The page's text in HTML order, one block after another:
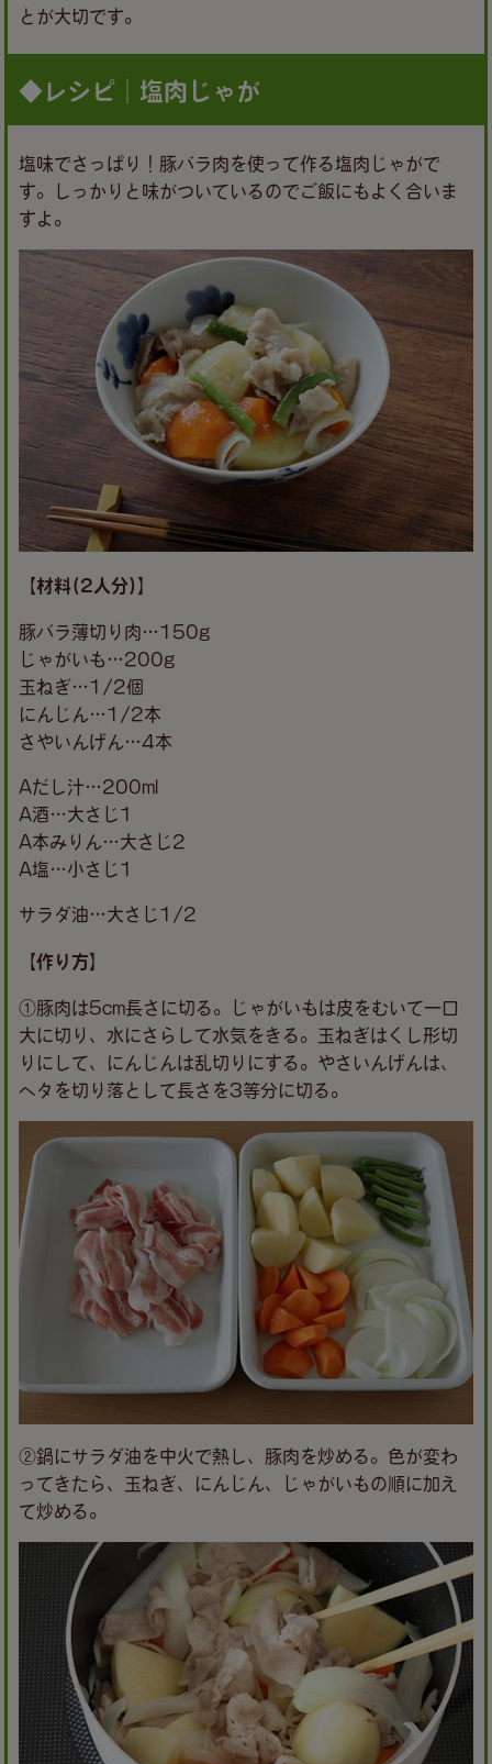
とが大切です。
◆レシピ｜塩肉じゃが
塩味でさっぱり！豚バラ肉を使って作る塩肉じゃがで
す。しっかりと味がついているのでご飯にもよく合いま
すよ。
【材料(2人分)】
豚バラ薄切り肉…150g
じゃがいも…200g
玉ねぎ…1/2個
にんじん…1/2本
さやいんげん…4本
Aだし汁…200ml
A酒…大さじ1
A本みりん…大さじ2
A塩…小さじ1
サラダ油…大さじ1/2
【作り方】
①豚肉は5cm長さに切る。じゃがいもは皮をむいて一口
大に切り、水にさらして水気をきる。玉ねぎはくし形切
りにして、にんじんは乱切りにする。やさいんげんは、
ヘタを切り落として長さを3等分に切る。
②鍋にサラダ油を中火で熱し、豚肉を炒める。色が変わ
ってきたら、玉ねぎ、にんじん、じゃがいもの順に加え
て炒める。